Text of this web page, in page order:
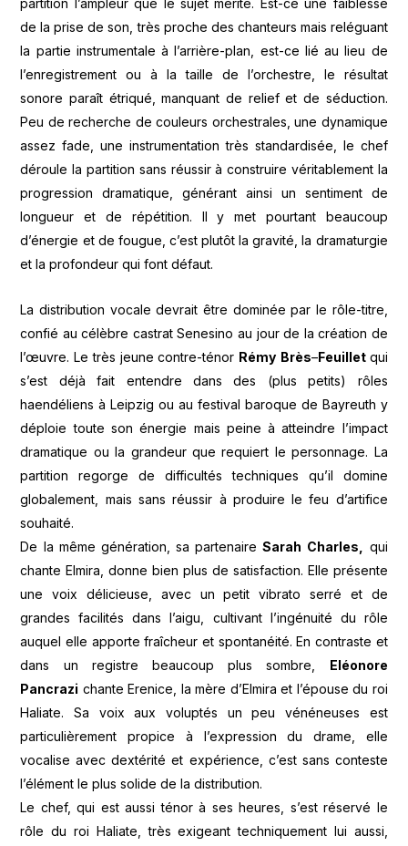
partition l’ampleur que le sujet mérite. Est-ce une faiblesse
de la prise de son, très proche des chanteurs mais reléguant
la partie instrumentale à l’arrière-plan, est-ce lié au lieu de
l’enregistrement ou à la taille de l’orchestre, le résultat
sonore paraît étriqué, manquant de relief et de séduction.
Peu de recherche de couleurs orchestrales, une dynamique
assez fade, une instrumentation très standardisée, le chef
déroule la partition sans réussir à construire véritablement la
progression dramatique, générant ainsi un sentiment de
longueur et de répétition. Il y met pourtant beaucoup
d’énergie et de fougue, c’est plutôt la gravité, la dramaturgie
et la profondeur qui font défaut.
La distribution vocale devrait être dominée par le rôle-titre,
confié au célèbre castrat Senesino au jour de la création de
l’œuvre. Le très jeune contre-ténor Rémy Brès–Feuillet qui
s’est déjà fait entendre dans des (plus petits) rôles
haendéliens à Leipzig ou au festival baroque de Bayreuth y
déploie toute son énergie mais peine à atteindre l’impact
dramatique ou la grandeur que requiert le personnage. La
partition regorge de difficultés techniques qu’il domine
globalement, mais sans réussir à produire le feu d’artifice
souhaité.
De la même génération, sa partenaireSarah Charles, qui
chante Elmira, donne bien plus de satisfaction. Elle présente
une voix délicieuse, avec un petit vibrato serré et de
grandes facilités dans l’aigu, cultivant l’ingénuité du rôle
auquel elle apporte fraîcheur et spontanéité. En contraste et
dans un registre beaucoup plus sombre,
Eléonore
Pancrazi chante Erenice, la mère d’Elmira et l’épouse du roi
Haliate. Sa voix aux voluptés un peu vénéneuses est
particulièrement propice à l’expression du drame, elle
vocalise avec dextérité et expérience, c’est sans conteste
l’élément le plus solide de la distribution.
Le chef, qui est aussi ténor à ses heures, s’est réservé le
rôle du roi Haliate, très exigeant techniquement lui aussi,